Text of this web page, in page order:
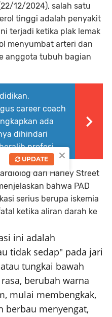
12/2024), salah satu
tinggi adalah penyakit
terjadi ketika plak lemak
menyumbat arteri dan
anggota tubuh bagian
career coach
ada
dihindari
profesi
dari Harley Street
bahwa PAD
serius berupa iskemia
ketika aliran darah ke
ini adalah
tidak sedap" pada jari
tungkai bawah
berubah warna
mulai membengkak,
berbau menyengat,
×
UPDATE